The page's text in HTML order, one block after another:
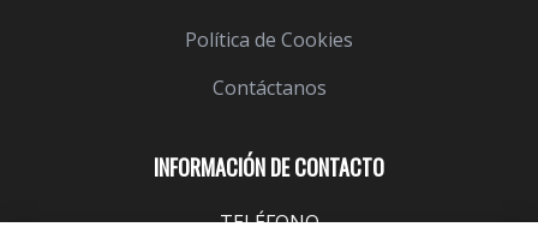
INFORMACIÓN DE CONTACTO
TELÉFONO
Política de Cookies
Contáctanos